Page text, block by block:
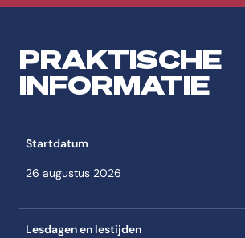
PRAKTISCHE
INFORMATIE
Startdatum
26 augustus 2026
Lesdagen en lestijden